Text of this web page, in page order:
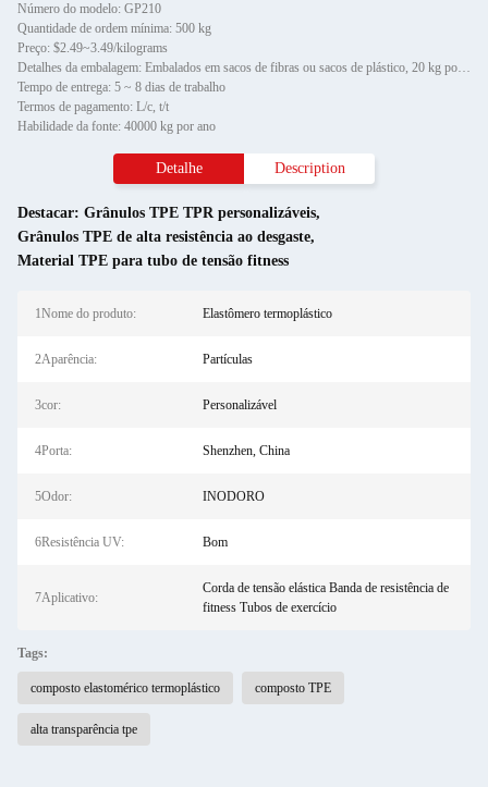
Número do modelo: GP210
Quantidade de ordem mínima: 500 kg
Preço: $2.49~3.49/kilograms
Detalhes da embalagem: Embalados em sacos de fibras ou sacos de plástico, 20 kg por saco, respectivamente
Tempo de entrega: 5 ~ 8 dias de trabalho
Termos de pagamento: L/c, t/t
Habilidade da fonte: 40000 kg por ano
Detalhe Description
Destacar: Grânulos TPE TPR personalizáveis,
Grânulos TPE de alta resistência ao desgaste,
Material TPE para tubo de tensão fitness
1Nome do produto: Elastômero termoplástico
2Aparência: Partículas
3cor: Personalizável
4Porta: Shenzhen, China
5Odor: INODORO
6Resistência UV: Bom
7Aplicativo:
Corda de tensão elástica Banda de resistência de
fitness Tubos de exercício
Tags:
composto elastomérico termoplástico composto TPE
alta transparência tpe